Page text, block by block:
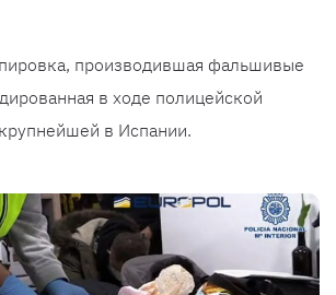
производившая фальшивые
в ходе полицейской
в Испании.